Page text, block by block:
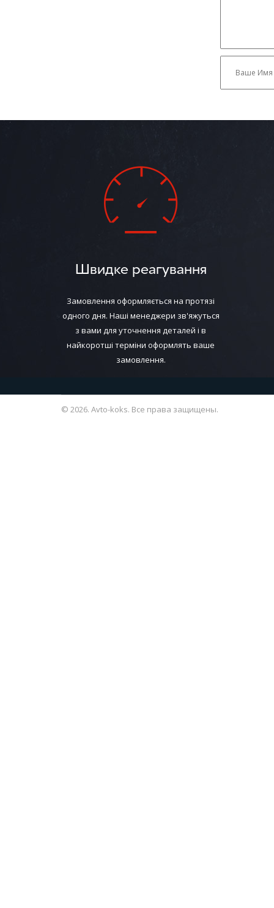
Швидке реагування
Замовлення оформляється на протязі
одного дня. Наші менеджери зв'яжуться
з вами для уточнення деталей і в
найкоротші терміни оформлять ваше
замовлення.
© 2026. Avto-koks. Все права защищены.